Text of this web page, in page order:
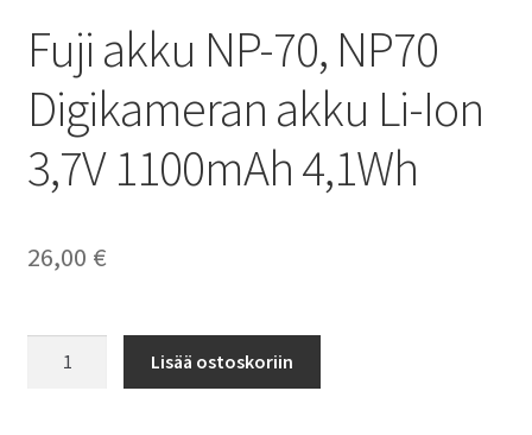
Fuji akku NP-70, NP70
Digikameran akku Li-Ion
3,7V 1100mAh 4,1Wh
26,00 €
Lisää ostoskoriin